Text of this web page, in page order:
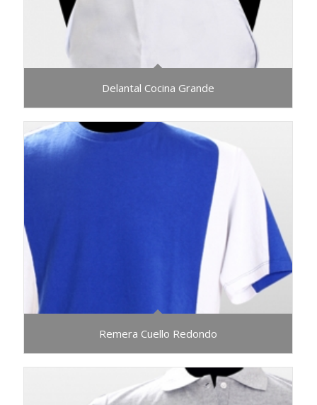
Delantal Cocina Grande
Remera Cuello Redondo